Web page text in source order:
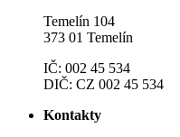
Temelín 104
373 01 Temelín
IČ: 002 45 534
DIČ: CZ 002 45 534
Kontakty